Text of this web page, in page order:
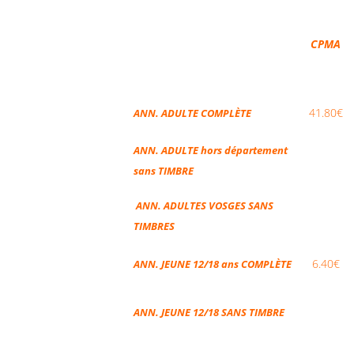
CPMA
ANN. ADULTE COMPLÈTE 41.80€
ANN. ADULTE hors département
sans TIMBRE
ANN. ADULTES VOSGES SANS
TIMBRES
ANN. JEUNE 12/18 ans COMPLÈTE 6.40€
ANN. JEUNE 12/18 SANS TIMBRE